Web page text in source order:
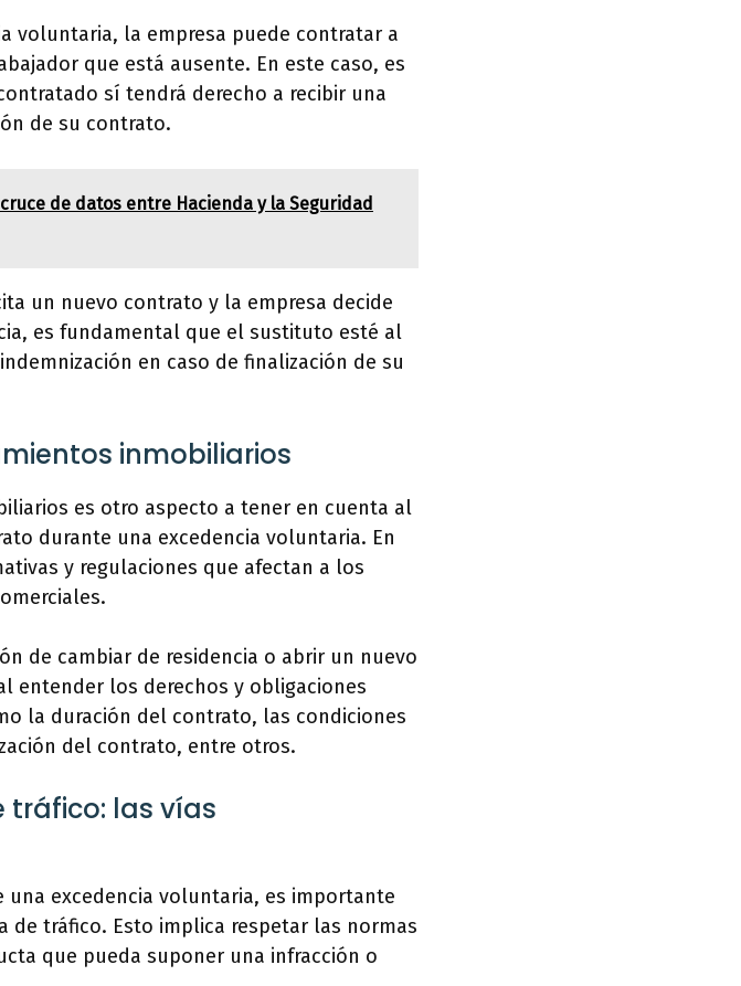
voluntaria, la empresa puede contratar a
que está ausente. En este caso, es
sí tendrá derecho a recibir una
de su contrato.
de datos entre Hacienda y la Seguridad
un nuevo contrato y la empresa decide
es fundamental que el sustituto esté al
en caso de finalización de su
inmobiliarios
es otro aspecto a tener en cuenta al
durante una excedencia voluntaria. En
y regulaciones que afectan a los
de cambiar de residencia o abrir un nuevo
entender los derechos y obligaciones
la duración del contrato, las condiciones
del contrato, entre otros.
tráfico: las vías
excedencia voluntaria, es importante
tráfico. Esto implica respetar las normas
que pueda suponer una infracción o